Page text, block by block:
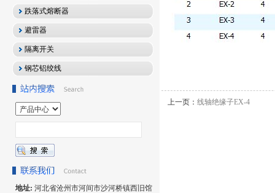
跌落式熔断器
避雷器
隔离开关
钢芯铝绞线
地址: 河北省沧州市河间市沙河桥镇西旧馆
上一页： 线轴绝缘子EX-4